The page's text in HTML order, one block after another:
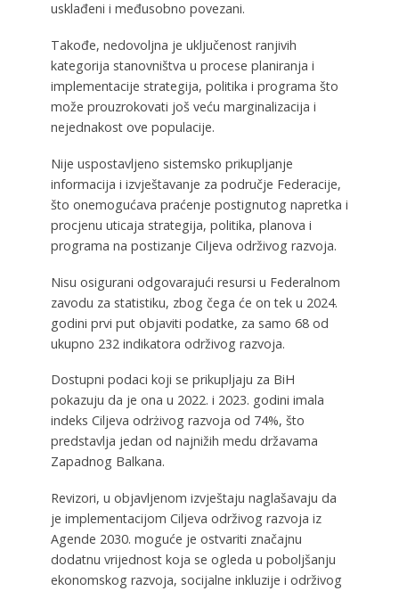
usklađeni i međusobno povezani.
Takođe, nedovoljna je uključenost ranjivih
kategorija stanovništva u procese planiranja i
implementacije strategija, politika i programa što
može prouzrokovati još veću marginalizacija i
nejednakost ove populacije.
Nije uspostavljeno sistemsko prikupljanje
informacija i izvještavanje za područje Federacije,
što onemogućava praćenje postignutog napretka i
procjenu uticaja strategija, politika, planova i
programa na postizanje Ciljeva održivog razvoja.
Nisu osigurani odgovarajući resursi u Federalnom
zavodu za statistiku, zbog čega će on tek u 2024.
godini prvi put objaviti podatke, za samo 68 od
ukupno 232 indikatora održivog razvoja.
Dostupni podaci koji se prikupljaju za BiH
pokazuju da je ona u 2022. i 2023. godini imala
indeks Ciljeva odrżivog razvoja od 74%, što
predstavlja jedan od najnižih medu državama
Zapadnog Balkana.
Revizori, u objavljenom izvještaju naglašavaju da
je implementacijom Ciljeva održivog razvoja iz
Agende 2030. moguće je ostvariti značajnu
dodatnu vrijednost koja se ogleda u poboljšanju
ekonomskog razvoja, socijalne inkluzije i održivog